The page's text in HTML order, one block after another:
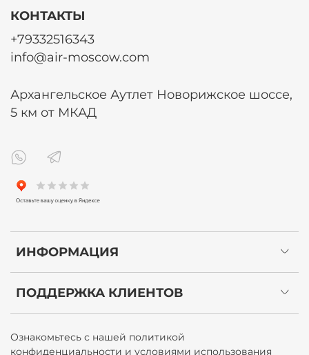
ИНФОРМАЦИЯ
ПОДДЕРЖКА КЛИЕНТОВ
КОНТАКТЫ
+79332516343
info@air-moscow.com
Архангельское Аутлет Новорижское шоссе,
5 км от МКАД
Ознакомьтесь с нашей политикой
конфиденциальности и условиями использования